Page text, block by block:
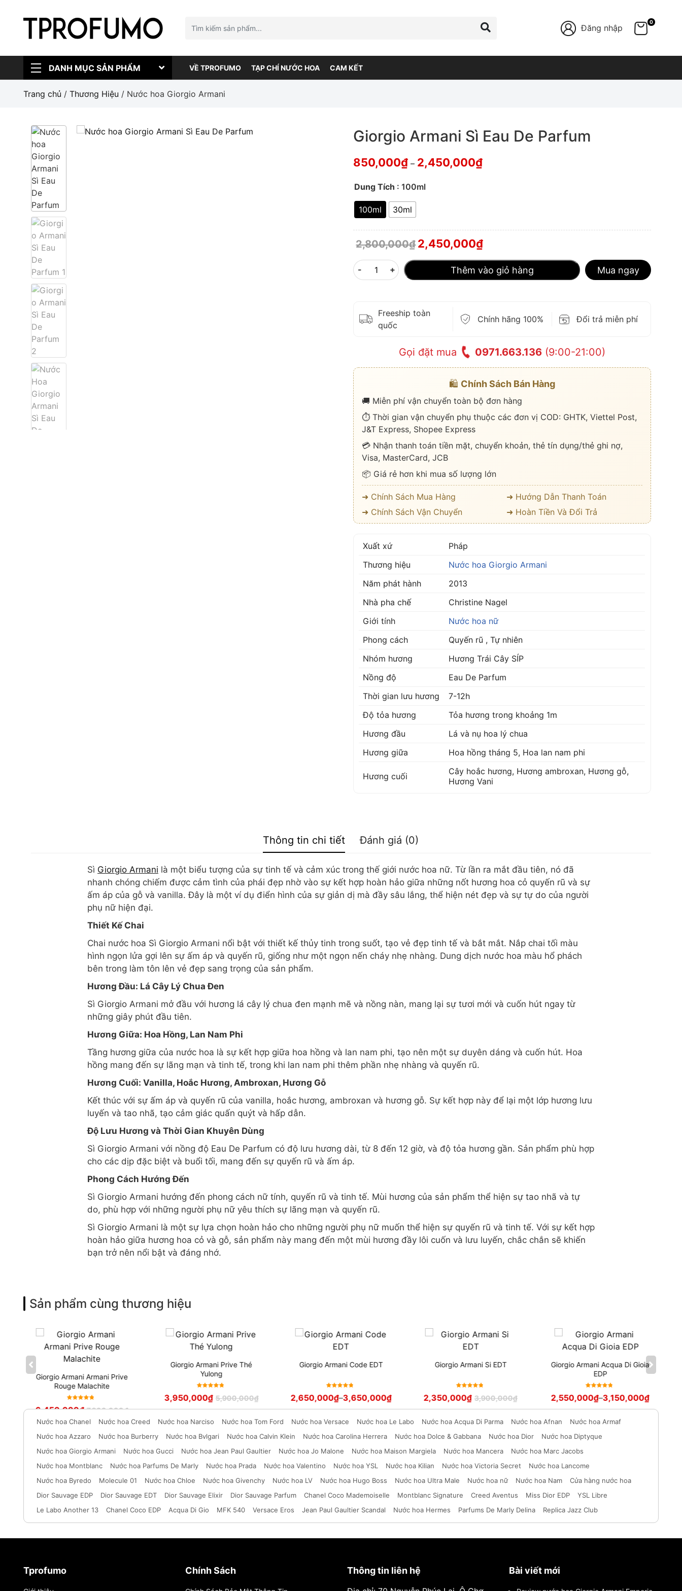
Đăng nhập
0
DANH MỤC SẢN PHẨM VỀ TPROFUMO TẠP CHÍ NƯỚC HOA CAM KẾT
Trang chủ / Thương Hiệu / Nước hoa Giorgio Armani
Giorgio Armani Sì Eau De Parfum
850,000₫ – 2,450,000₫
Dung Tích : 100ml
100ml 30ml
2,800,000₫2,450,000₫
- + Thêm vào giỏ hàng Mua ngay
Freeship toàn
quốc
Chính hãng 100% Đổi trả miễn phí
Gọi đặt mua 0971.663.136 (9:00-21:00)
🛍️ Chính Sách Bán Hàng
🚚 Miễn phí vận chuyển toàn bộ đơn hàng
⏱️ Thời gian vận chuyển phụ thuộc các đơn vị COD: GHTK, Viettel Post,
J&T Express, Shopee Express
💳 Nhận thanh toán tiền mặt, chuyển khoản, thẻ tín dụng/thẻ ghi nợ,
Visa, MasterCard, JCB
📦 Giá rẻ hơn khi mua số lượng lớn
➜ Chính Sách Mua Hàng
➜ Hướng Dẫn Thanh Toán
➜ Chính Sách Vận Chuyển
➜ Hoàn Tiền Và Đổi Trả
Xuất xứ
Pháp
Thương hiệu
Nước hoa Giorgio Armani
Năm phát hành
2013
Nhà pha chế
Christine Nagel
Giới tính
Nước hoa nữ
Phong cách
Quyến rũ , Tự nhiên
Nhóm hương
Hương Trái Cây SÍP
Nồng độ
Eau De Parfum
Thời gian lưu hương
7-12h
Độ tỏa hương
Tỏa hương trong khoảng 1m
Hương đầu
Lá và nụ hoa lý chua
Hương giữa
Hoa hồng tháng 5, Hoa lan nam phi
Hương cuối Cây hoắc hương, Hương ambroxan, Hương gỗ,
Hương Vani
Thông tin chi tiết Đánh giá (0)
Sì Giorgio Armani là một biểu tượng của sự tinh tế và cảm xúc trong thế giới nước hoa nữ. Từ lần ra mắt đầu tiên, nó đã
nhanh chóng chiếm được cảm tình của phái đẹp nhờ vào sự kết hợp hoàn hảo giữa những nốt hương hoa cỏ quyến rũ và sự
ấm áp của gỗ và vanilla. Đây là một ví dụ điển hình của sự giản dị mà đầy sâu lắng, thể hiện nét đẹp và sự tự do của người
phụ nữ hiện đại.
Thiết Kế Chai
Chai nước hoa Sì Giorgio Armani nổi bật với thiết kế thủy tinh trong suốt, tạo vẻ đẹp tinh tế và bắt mắt. Nắp chai tối màu
hình ngọn lửa gợi lên sự ấm áp và quyến rũ, giống như một ngọn nến cháy nhẹ nhàng. Dung dịch nước hoa màu hổ phách
bên trong làm tôn lên vẻ đẹp sang trọng của sản phẩm.
Hương Đầu: Lá Cây Lý Chua Đen
Sì Giorgio Armani mở đầu với hương lá cây lý chua đen mạnh mẽ và nồng nàn, mang lại sự tươi mới và cuốn hút ngay từ
những giây phút đầu tiên.
Hương Giữa: Hoa Hồng, Lan Nam Phi
Tầng hương giữa của nước hoa là sự kết hợp giữa hoa hồng và lan nam phi, tạo nên một sự duyên dáng và cuốn hút. Hoa
hồng mang đến sự lãng mạn và tinh tế, trong khi lan nam phi thêm phần nhẹ nhàng và quyến rũ.
Hương Cuối: Vanilla, Hoắc Hương, Ambroxan, Hương Gỗ
Kết thúc với sự ấm áp và quyến rũ của vanilla, hoắc hương, ambroxan và hương gỗ. Sự kết hợp này để lại một lớp hương lưu
luyến và tao nhã, tạo cảm giác quấn quýt và hấp dẫn.
Độ Lưu Hương và Thời Gian Khuyên Dùng
Sì Giorgio Armani với nồng độ Eau De Parfum có độ lưu hương dài, từ 8 đến 12 giờ, và độ tỏa hương gần. Sản phẩm phù hợp
cho các dịp đặc biệt và buổi tối, mang đến sự quyến rũ và ấm áp.
Phong Cách Hướng Đến
Sì Giorgio Armani hướng đến phong cách nữ tính, quyến rũ và tinh tế. Mùi hương của sản phẩm thể hiện sự tao nhã và tự
do, phù hợp với những người phụ nữ yêu thích sự lãng mạn và quyến rũ.
Sì Giorgio Armani là một sự lựa chọn hoàn hảo cho những người phụ nữ muốn thể hiện sự quyến rũ và tinh tế. Với sự kết hợp
hoàn hảo giữa hương hoa cỏ và gỗ, sản phẩm này mang đến một mùi hương đầy lôi cuốn và lưu luyến, chắc chắn sẽ khiến
bạn trở nên nổi bật và đáng nhớ.
Sản phẩm cùng thương hiệu
Giorgio Armani Armani Prive
Rouge Malachite
sao
7,900,000₫
6,450,000₫
Giorgio Armani Prive Thé
Yulong
hạng
5
sao
5,900,000₫
3,950,000₫
Giorgio Armani Code EDT
hạng5
sao
2,650,000₫–3,650,000₫
Giorgio Armani Si EDT
hạng
5
sao
3,900,000₫
2,350,000₫
Giorgio Armani Acqua Di Gioia
EDP
hạng5
sao
2,550,000₫–3,150,000₫
Nước hoa Chanel Nước hoa Creed Nước hoa Narciso Nước hoa Tom Ford Nước hoa Versace Nước hoa Le Labo Nước hoa Acqua Di Parma Nước hoa Afnan
Nước hoa Armaf
Nước hoa Azzaro
Nước hoa Burberry Nước hoa Bvlgari Nước hoa Calvin Klein Nước hoa Carolina Herrera Nước hoa Dolce & Gabbana Nước hoa Dior
Nước hoa Diptyque
Nước hoa Giorgio Armani
Nước hoa Gucci Nước hoa Jean Paul Gaultier Nước hoa Jo Malone Nước hoa Maison Margiela Nước hoa Mancera
Nước hoa Marc Jacobs
Nước hoa Montblanc
Nước hoa Parfums De Marly Nước hoa Prada Nước hoa Valentino Nước hoa YSL Nước hoa Kilian Nước hoa Victoria Secret
Nước hoa Lancome
Nước hoa Byredo
Molecule 01 Nước hoa Chloe Nước hoa Givenchy Nước hoa LV Nước hoa Hugo Boss Nước hoa Ultra Male Nước hoa nữ Nước hoa Nam
Cửa hàng nước hoa
Dior Sauvage EDP
Dior Sauvage EDT Dior Sauvage Elixir Dior Sauvage Parfum Chanel Coco Mademoiselle Montblanc Signature Creed Aventus Miss Dior EDP
YSL Libre
Le Labo Another 13
Chanel Coco EDP Acqua Di Gio MFK 540 Versace Eros Jean Paul Gaultier Scandal Nước hoa Hermes Parfums De Marly Delina Replica Jazz Club
Tprofumo Chính Sách Thông tin liên hệ Bài viết mới